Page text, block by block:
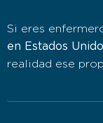
Si eres
en Estados
realidad ese